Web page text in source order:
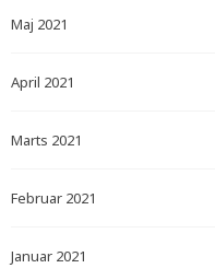
Maj 2021
April 2021
Marts 2021
Februar 2021
Januar 2021